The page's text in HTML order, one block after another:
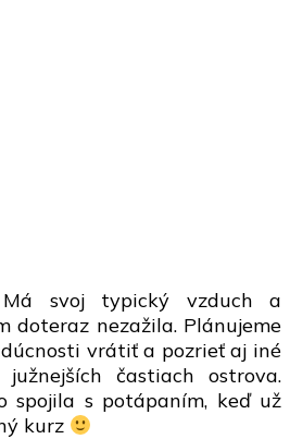
svoj typický vzduch a
doteraz nezažila. Plánujeme
vrátiť a pozrieť aj iné
častiach ostrova.
spojila s potápaním, keď už
kurz